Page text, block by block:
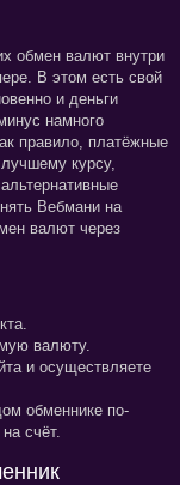
обмен валют внутри
В этом есть свой
и деньги
намного
правило, платёжные
курсу,
Вебмани на
валют через
валюту.
и осуществляете
обменнике по-
счёт.